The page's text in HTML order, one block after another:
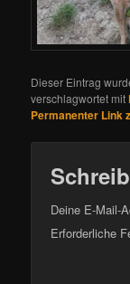
Dieser Eintrag
verschlagwortet mit
Permanenter Link
Deine E-Mail-
Erforderliche